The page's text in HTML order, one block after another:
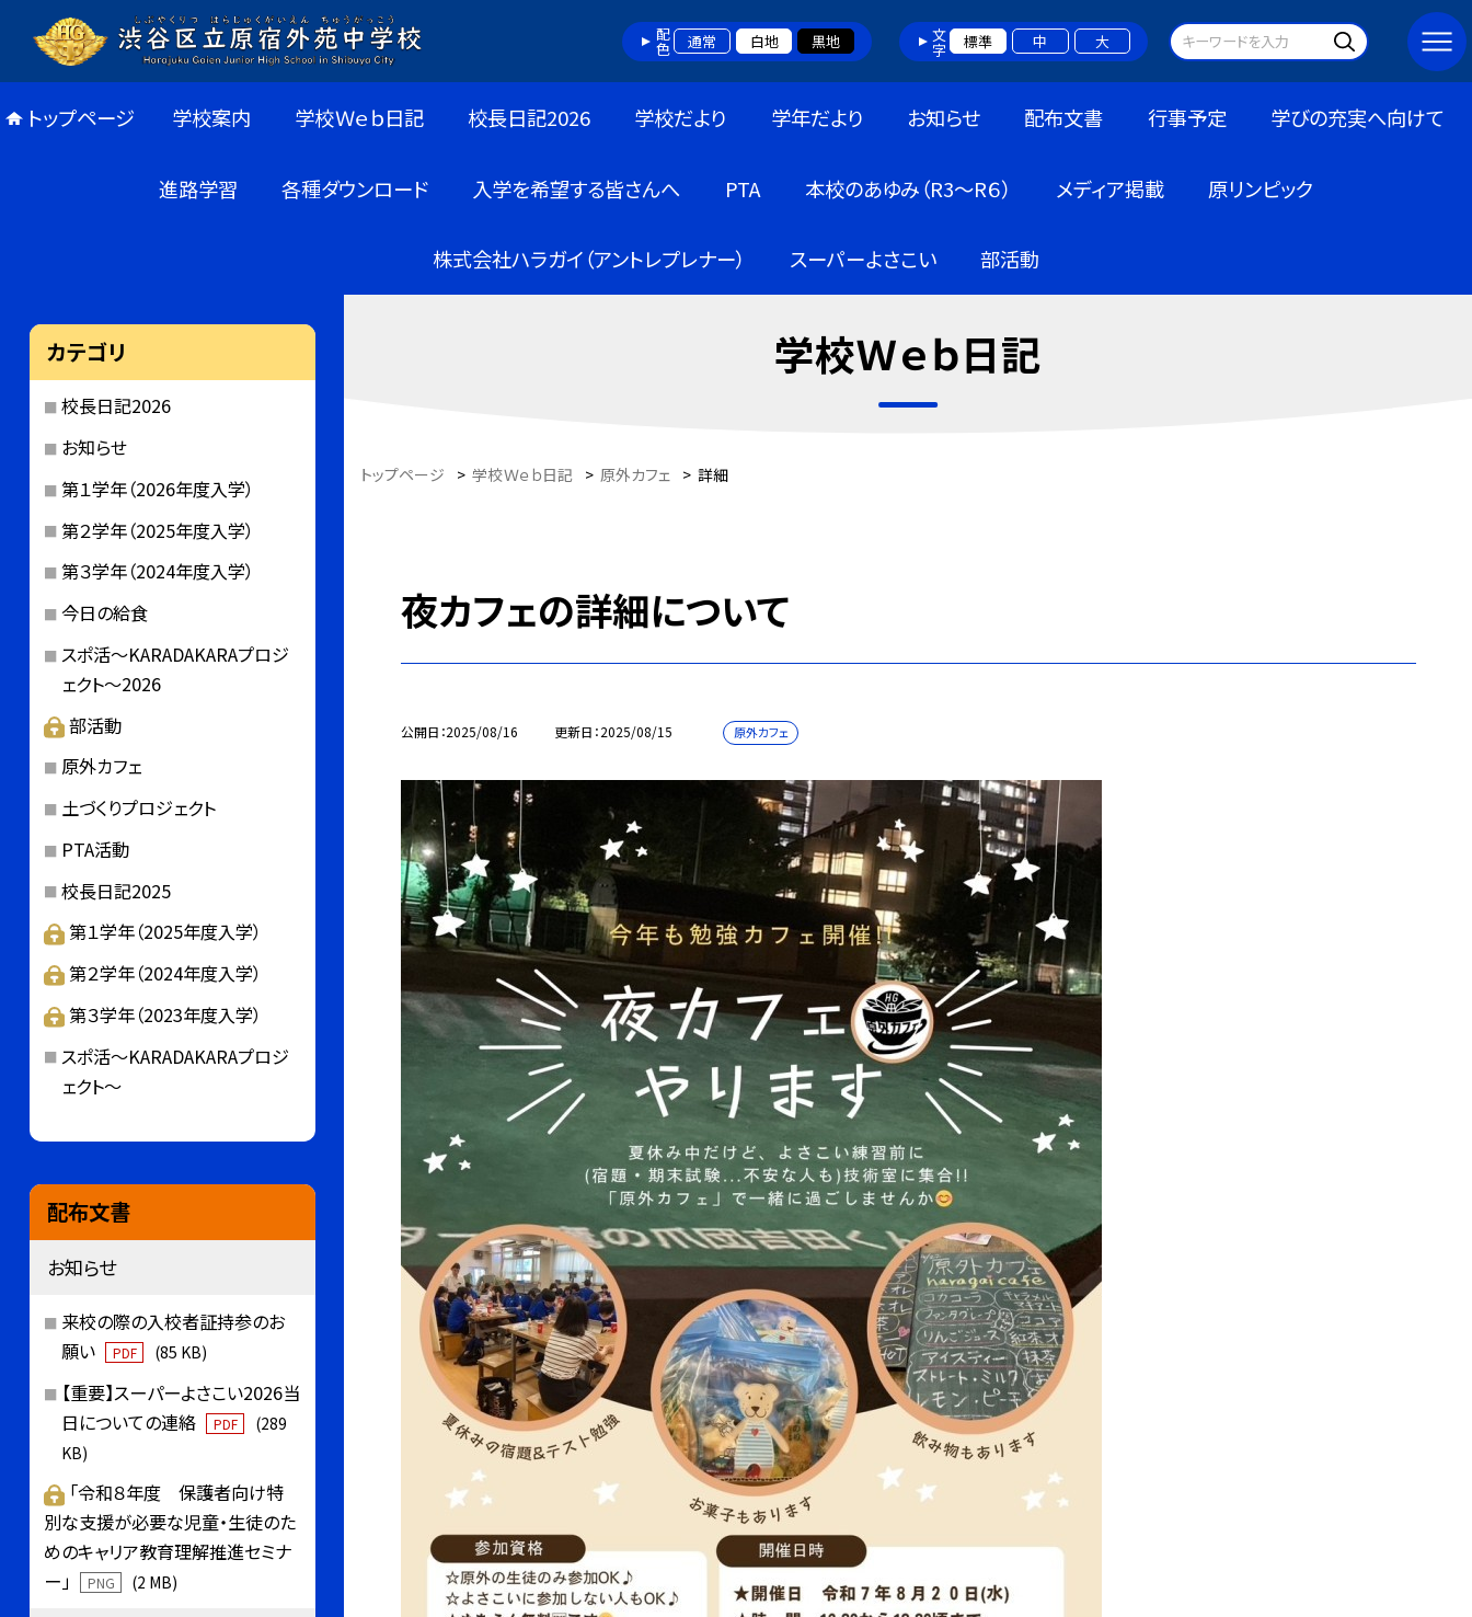
配色 通常 白地 黒地 文字 標準 中 大
トップページ 学校案内 学校Ｗｅｂ日記 校長日記2026 学校だより 学年だより お知らせ 配布文書 行事予定 学びの充実へ向けて
進路学習 各種ダウンロード 入学を希望する皆さんへ PTA 本校のあゆみ（R3～R６） メディア掲載 原リンピック
株式会社ハラガイ（アントレプレナー） スーパーよさこい 部活動
学校Ｗｅｂ日記
トップページ > 学校Ｗｅｂ日記 > 原外カフェ > 詳細
夜カフェの詳細について
公開日 2025/08/16 更新日 2025/08/15 原外カフェ
カテゴリ
校長日記2026
お知らせ
第１学年（2026年度入学）
第２学年（2025年度入学）
第３学年（2024年度入学）
今日の給食
スポ活～KARADAKARAプロジ
ェクト～2026
部活動
原外カフェ
土づくりプロジェクト
PTA活動
校長日記2025
第１学年（2025年度入学）
第２学年（2024年度入学）
第３学年（2023年度入学）
スポ活～KARADAKARAプロジ
ェクト～
配布文書
お知らせ
来校の際の入校者証持参のお
願い
PDF (85 KB)
【重要】スーパーよさこい2026当
日についての連絡
PDF
(289
KB)
「令和８年度 保護者向け特
別な支援が必要な児童・生徒のた
めのキャリア教育理解推進セミナ
ー」
PNG (2 MB)